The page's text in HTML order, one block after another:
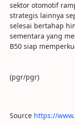
sektor otomotif
strategis lainnya
selesai bertahap
sementara yang
B50 siap
(pgr/pgr)
Source https://